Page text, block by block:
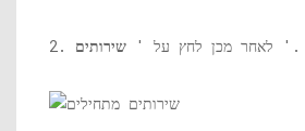
2. לאחר מכן לחץ על ' שירותים '.